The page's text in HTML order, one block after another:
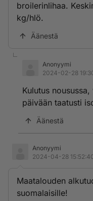
broilerinlihaa.
kg/hlö.
Äänestä
Anonyymi
2024-02-28
Kulutus
päivään taatusti
Äänestä
Anonyymi
2024-04-28
Maatalouden
suomalaisille!